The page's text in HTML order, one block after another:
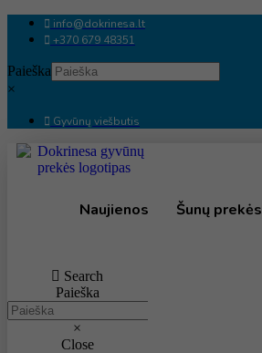
info@dokrinesa.lt
+370 679 48351
Paieška
×
Gyvūnų viešbutis
Naujienos Šunų prekės
Search
Paieška
×
Close